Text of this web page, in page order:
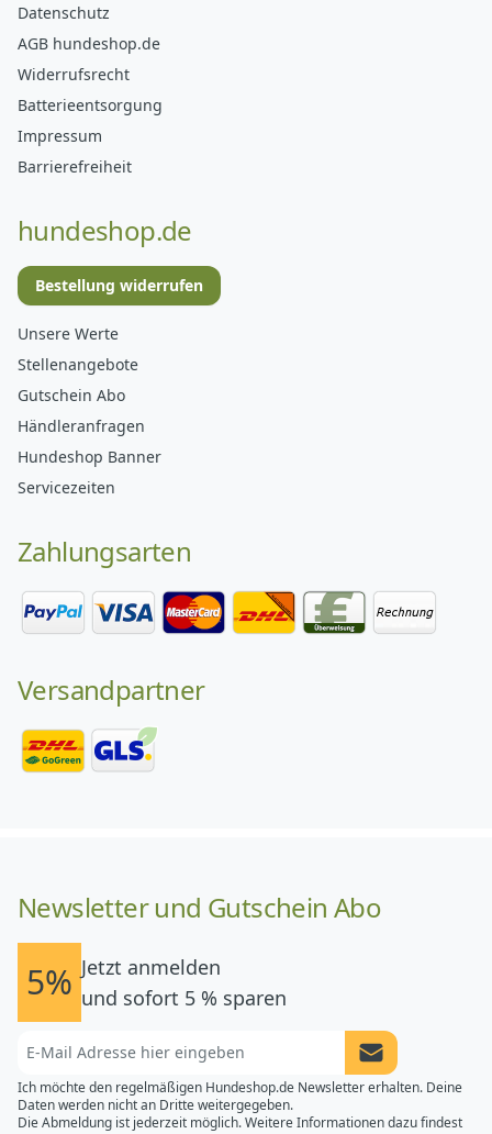
Datenschutz
AGB hundeshop.de
Widerrufsrecht
Batterieentsorgung
Impressum
Barrierefreiheit
hundeshop.de
Bestellung widerrufen
Unsere Werte
Stellenangebote
Gutschein Abo
Händleranfragen
Hundeshop Banner
Servicezeiten
Zahlungsarten
Versandpartner
Newsletter und Gutschein Abo
5% Jetzt anmelden
und sofort 5 % sparen
Newsletter
Ich möchte den regelmäßigen Hundeshop.de Newsletter erhalten. Deine
Daten werden nicht an Dritte weitergegeben.
Die Abmeldung ist jederzeit möglich. Weitere Informationen dazu findest